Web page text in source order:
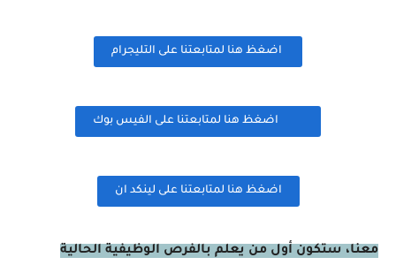
اضغظ هنا لمتابعتنا على التليجرام
اضغظ هنا لمتابعتنا على الفيس بوك
اضغظ هنا لمتابعتنا على لينكد ان
معنا، ستكون أول من يعلم بالفرص الوظيفية الحالية